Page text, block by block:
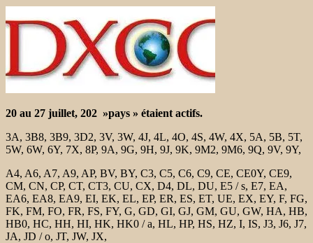
20 au 27 juillet, 202 »pays » étaient actifs.
3A, 3B8, 3B9, 3D2, 3V, 3W, 4J, 4L, 4O, 4S, 4W, 4X, 5A, 5B, 5T,
5W, 6W, 6Y, 7X, 8P, 9A, 9G, 9H, 9J, 9K, 9M2, 9M6, 9Q, 9V, 9Y,
A4, A6, A7, A9, AP, BV, BY, C3, C5, C6, C9, CE, CE0Y, CE9,
CM, CN, CP, CT, CT3, CU, CX, D4, DL, DU, E5 / s, E7, EA,
EA6, EA8, EA9, EI, EK, EL, EP, ER, ES, ET, UE, EX, EY, F, FG,
FK, FM, FO, FR, FS, FY, G, GD, GI, GJ, GM, GU, GW, HA, HB,
HB0, HC, HH, HI, HK, HK0 / a, HL, HP, HS, HZ, I, IS, J3, J6, J7,
JA, JD / o, JT, JW, JX,